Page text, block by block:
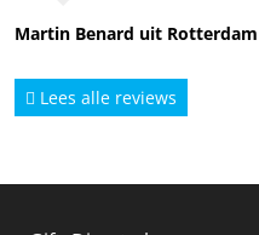
Martin Benard uit Rotterdam
Lees alle reviews